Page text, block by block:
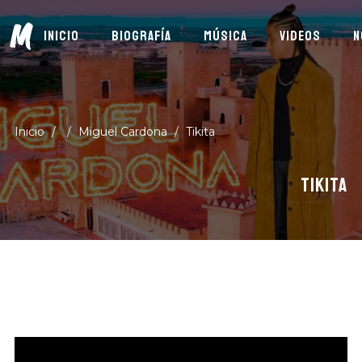
M INICIO BIOGRAFÍA MÚSICA VIDEOS
Inicio / / Miguel Cardona / Tikita
TIKITA